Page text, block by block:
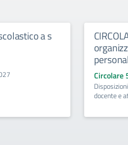
a s
Circolare
docente e